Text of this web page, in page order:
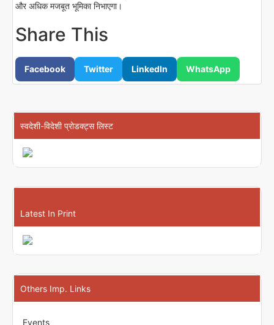
और अधिक मजबूत भूमिका निभाएगा।
Share This
Facebook Twitter LinkedIn WhatsApp
स्वदेशी-विदेशी प्रोडक्ट्स लिस्ट
Latest In Print
Others Imp. Links
Events